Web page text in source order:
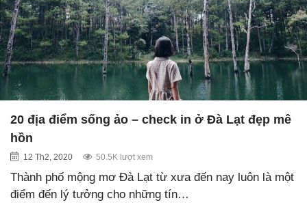
20 địa điểm sống ảo – check in ở Đà Lạt đẹp mê
hồn
12 Th2, 2020 50.5K lượt xem
Thành phố mộng mơ Đà Lạt từ xưa đến nay luôn là một
điểm đến lý tưởng cho những tín…